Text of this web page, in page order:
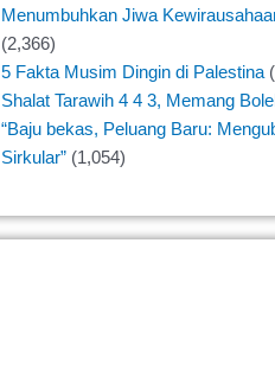
Menumbuhkan Jiwa
(2,366)
5 Fakta Musim Dingin di Palestina
Shalat Tarawih 4 4 3, Memang
“Baju bekas, Peluang Baru:
Sirkular” (1,054)